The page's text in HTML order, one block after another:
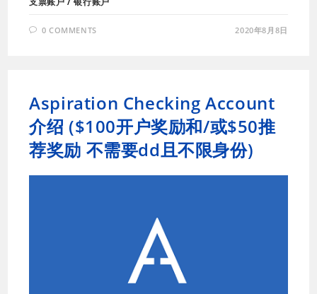
0 COMMENTS 2020年8月8日
Aspiration Checking Account
介绍 ($100开户奖励和/或$50推
荐奖励 不需要dd且不限身份)